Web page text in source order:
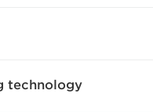
technology